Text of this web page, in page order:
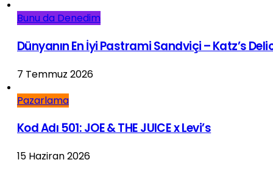
Bunu da Denedim
Dünyanın En İyi Pastrami Sandviçi – Katz’s
7 Temmuz 2026
Pazarlama
Kod Adı 501: JOE & THE JUICE x Levi’s
15 Haziran 2026